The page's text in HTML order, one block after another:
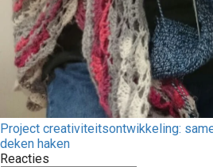
Project creativiteitsontwikkeling:
deken haken
Reacties